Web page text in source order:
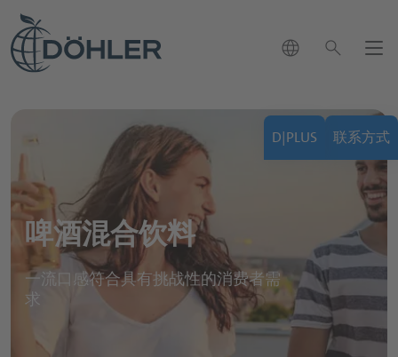
联系方式
市场
chevron_right
chevron_left回到主菜单
市场概览页
生命科学与营养产业
应用与解决方案 chevron_right
chevron_left回到主菜单
应用与解决方案概览页
我们的产品组合 chevron_right
chevron_left
可持续性发展
language search
方案
展
close
我们可以怎样帮助您？
search
啤酒混合饮料
一流口感符合具有挑战性的消费者需
求
联系方式
D|PLUS